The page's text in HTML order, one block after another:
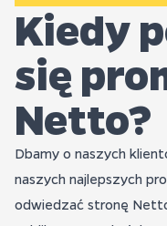
Kiedy
się
Netto?
Dbamy o naszych
naszych najlepszych
odwiedzać stronę